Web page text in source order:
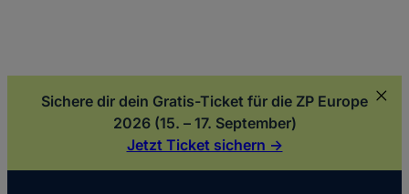
Sichere dir dein Gratis-Ticket für die ZP Europe
2026 (15. – 17. September)
Jetzt Ticket sichern ->